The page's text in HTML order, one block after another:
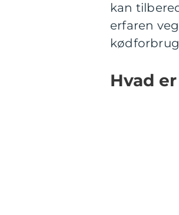
kan
erfaren
Hvad